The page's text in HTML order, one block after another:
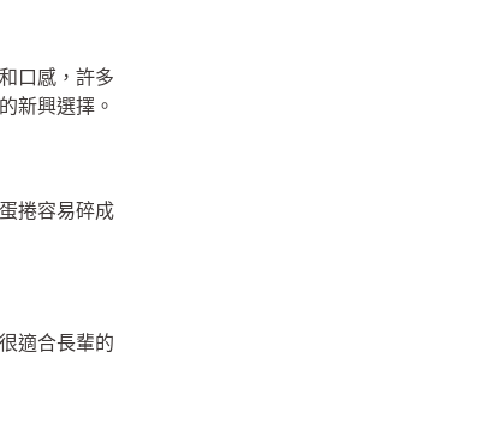
口感，許多
新興選擇。
捲容易碎成
適合長輩的